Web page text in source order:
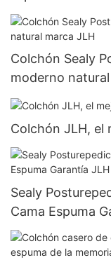
Colchón Sealy
moderno
Colchón JLH, el
Sealy
Cama Espuma